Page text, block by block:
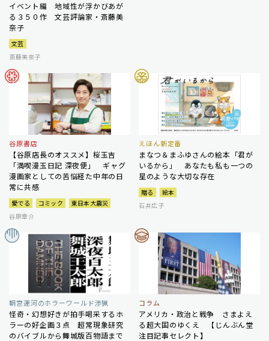
イベント編 地域性が浮かびあが
る３５０作 文芸評論家・斎藤美
奈子
文芸
斎藤美奈子
谷原書店
【谷原店長のオススメ】桜玉吉
「満喫漫玉日記 深夜便」 ギャグ
漫画家としての苦悩経た中年の日
常に共感
愛でる コミック
東日本大震災
谷原章介
えほん新定番
まなつ＆まふゆさんの絵本「君が
いるから」 あなたも私も一つの
星のような大切な存在
贈る
絵本
石井広子
朝宮運河のホラーワールド渉猟
怪奇・幻想好きが拍手喝采するホ
ラーの好企画３点 超常現象研究
のバイブルから舞城版百物語まで
コラム
アメリカ・政治と戦争 さまよえ
る超大国のゆくえ 【じんぶん堂
注目記事セレクト】